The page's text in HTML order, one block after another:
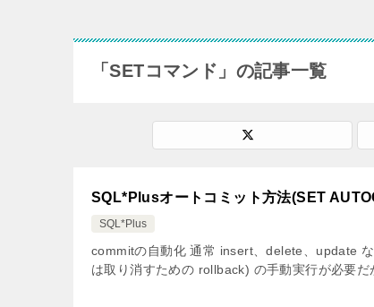
「SETコマンド」の記事一覧
SQL*Plusオートコミット方法(SET
SQL*Plus
commitの自動化 通常 insert、delete、update
は取り消すための rollback) の手動実行が必要